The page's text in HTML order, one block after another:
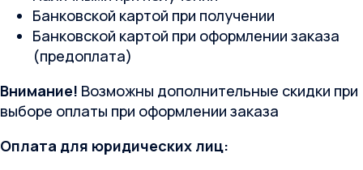
Банковской картой при получении
Банковской картой при оформлении заказа
(предоплата)
Внимание! Возможны дополнительные скидки при
выборе оплаты при оформлении заказа
Оплата для юридических лиц: